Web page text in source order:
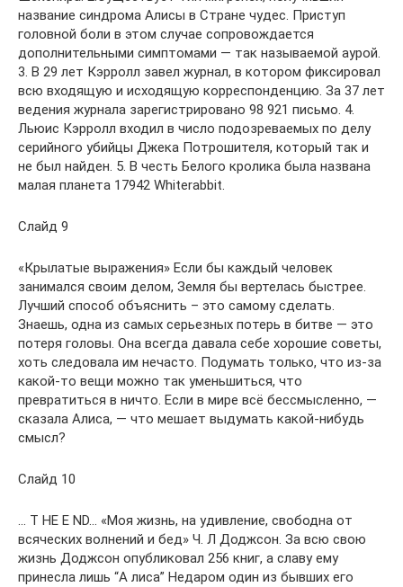
название синдрома Алисы в Стране чудес. Приступ
головной боли в этом случае сопровождается
дополнительными симптомами — так называемой аурой.
3. В 29 лет Кэрролл завел журнал, в котором фиксировал
всю входящую и исходящую корреспонденцию. За 37 лет
ведения журнала зарегистрировано 98 921 письмо. 4.
Льюис Кэрролл входил в число подозреваемых по делу
серийного убийцы Джека Потрошителя, который так и
не был найден. 5. В честь Белого кролика была названа
малая планета 17942 Whiterabbit.
Слайд 9
«Крылатые выражения» Если бы каждый человек
занимался своим делом, Земля бы вертелась быстрее.
Лучший способ объяснить – это самому сделать.
Знаешь, одна из самых серьезных потерь в битве — это
потеря головы. Она всегда давала себе хорошие советы,
хоть следовала им нечасто. Подумать только, что из-за
какой-то вещи можно так уменьшиться, что
превратиться в ничто. Если в мире всё бессмысленно, —
сказала Алиса, — что мешает выдумать какой-нибудь
смысл?
Слайд 10
… T HE E ND… «Моя жизнь, на удивление, свободна от
всяческих волнений и бед» Ч. Л Доджсон. За всю свою
жизнь Доджсон опубликовал 256 книг, а славу ему
принесла лишь “A лиса” Недаром один из бывших его